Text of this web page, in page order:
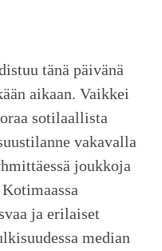
tänä päivänä
aikaan. Vaikkei
sotilaallista
vakavalla
joukkoja
ja erilaiset
median